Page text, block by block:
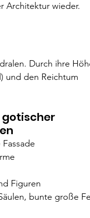
Architektur wieder.
Durch ihre
und den Reichtum
gotischer
Figuren
bunte große